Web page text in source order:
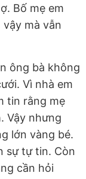
Bố mẹ em
mà vẫn
ông bà không
Vì nhà em
tin rằng mẹ
Vậy nhưng
lớn vàng bé.
sự tự tin. Còn
cần hỏi